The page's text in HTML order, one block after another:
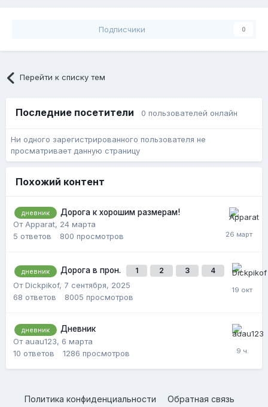
Подписчики 0
Перейти к списку тем
Последние посетители 0 пользователей онлайн
Ни одного зарегистрированного пользователя не
просматривает данную страницу
Похожий контент
дневник
Дорога к хорошим размерам!
От Apparat, 24 марта
5 ответов 800 просмотров
дневник Дорога в прон. 1 2 3 4
От Dickpikof, 7 сентября, 2025
68 ответов 8005 просмотров
дневник
Дневник
От auau123, 6 марта
10 ответов 1286 просмотров
Политика конфиденциальности
Обратная связь